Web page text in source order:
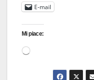
E-mail
Mi piace:
Caricamento